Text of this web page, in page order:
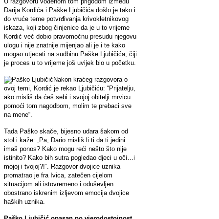
Darija Kordića i Paške Ljubičića došlo je tako i
do vruće teme potvrđivanja krivokletnikovog
iskaza, koji zbog činjenice da je u to vrijeme
Kordić već dobio pravomoćnu presudu njegovu
ulogu i nije znatnije mijenjao ali je i te kako
mogao utjecati na sudbinu Paške Ljubičića, čiji
je proces u to vrijeme još uvijek bio u početku.
Nakon kraćeg razgovora o
ovoj temi, Kordić je rekao Ljubičiću: “Prijatelju,
ako misliš da ćeš sebi i svojoj obitelji mrvicu
pomoći tom nagodbom, molim te prebaci sve
na mene“.
Tada Paško skače, bijesno udara šakom od
stol i kaže: „Pa, Dario misliš li ti da ti jedini
imaš ponos? Kako mogu reći nešto što nije
istinito? Kako bih sutra pogledao djeci u oči…i
mojoj i tvojoj?!“. Razgovor dvojice uznika
promatrao je fra Ivica, zatečen cijelom
situacijom ali istovremeno i oduševljen
obostrano iskrenim izljevom emocija dvojice
haških uznika.